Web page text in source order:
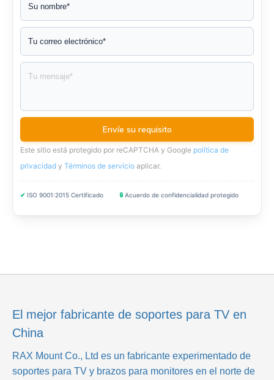
Este sitio está protegido por reCAPTCHA y Google política de
privacidad y Términos de servicio aplicar.
✔ ISO 9001:2015 Certificado 🔒 Acuerdo de confidencialidad protegido
El mejor fabricante de soportes para TV en
China
RAX Mount Co., Ltd es un fabricante experimentado de
soportes para TV y brazos para monitores en el norte de